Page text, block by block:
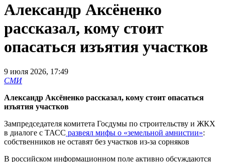
Александр Аксёненко
рассказал, кому стоит
опасаться изъятия участков
9 июля 2026, 17:49
СМИ
Александр Аксёненко рассказал, кому стоит опасаться
изъятия участков
Зампредседателя комитета Госдумы по строительству и ЖКХ
в диалоге с ТАСС развеял мифы о «земельной амнистии»:
собственников не оставят без участков из-за сорняков
В российском информационном поле активно обсуждаются